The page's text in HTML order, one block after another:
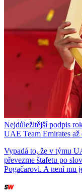
Nejdůležitější podpis
UAE Team Emirates až
Vypadá to, že v týmu
převezme štafetu po
Pogačarovi. A není mu